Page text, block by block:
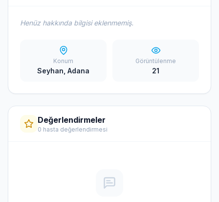
Henüz hakkında bilgisi eklenmemiş.
Konum
Seyhan, Adana
Görüntülenme
21
Değerlendirmeler
0 hasta değerlendirmesi